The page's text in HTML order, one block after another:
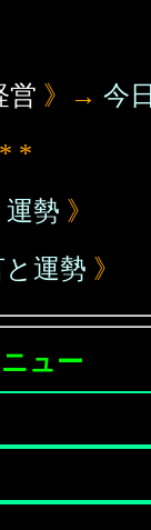
営 》→ 今日
*
勢 》
と運勢 》
ュー